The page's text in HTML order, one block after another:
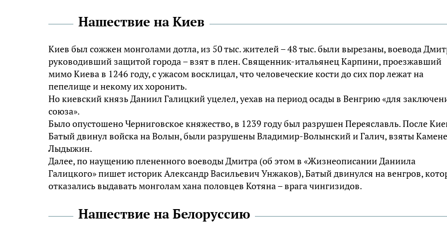
Нашествие на Киев
Киев был сожжен монголами дотла, из 50 тыс. жителей – 48 тыс. были вырезаны, воевода
руководивший защитой города – взят в плен. Священник-итальянец Карпини, проезжавший
мимо Киева в 1246 году, с ужасом восклицал, что человеческие кости до сих пор лежат на
пепелище и некому их хоронить.
Но киевский князь Даниил Галицкий уцелел, уехав на период осады в Венгрию «для
союза».
Было опустошено Черниговское княжество, в 1239 году был разрушен Переяславль. После
Батый двинул войска на Волын, были разрушены Владимир-Волынский и Галич, взяты
Лыдыжин.
Далее, по наущению плененного воеводы Дмитра (об этом в «Жизнеописании Даниила
Галицкого» пишет историк Александр Васильевич Унжаков), Батый двинулся на венгров,
отказались выдавать монголам хана половцев Котяна – врага чингизидов.
Нашествие на Белоруссию